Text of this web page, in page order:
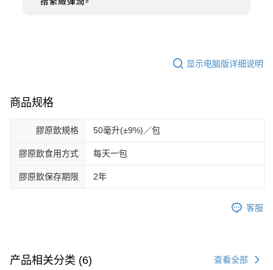
显示电脑版详细说明
商品规格
膠原飲規格 50毫升(±9%)／包
膠原飲食用方式 每天一包
膠原飲保存期限 2年
客服
产品相关分类 (6) 查看全部